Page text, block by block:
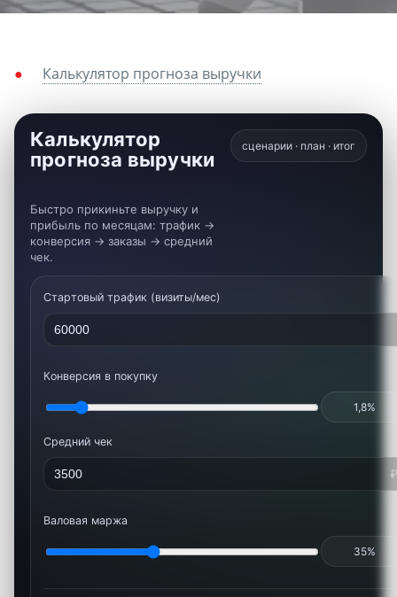
Калькулятор прогноза выручки
Калькулятор
прогноза выручки
Быстро прикиньте выручку и
прибыль по месяцам: трафик →
конверсия → заказы → средний
чек.
сценарии · план · итог
Стартовый трафик (визиты/мес)
Конверсия в покупку
1,8%
Средний чек
₽
Валовая маржа
35%